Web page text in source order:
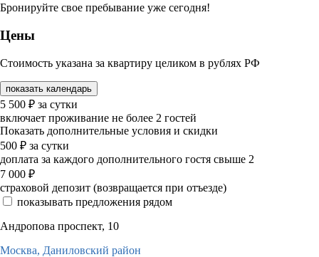
Бронируйте свое пребывание уже сегодня!
Цены
Стоимость указана за квартиру целиком в рублях РФ
показать календарь
5 500 ₽ за сутки
включает проживание не более 2 гостей
Показать дополнительные условия и скидки
500 ₽ за сутки
доплата за каждого дополнительного гостя свыше 2
7 000 ₽
страховой депозит (возвращается при отъезде)
показывать предложения рядом
Андропова проспект, 10
Москва, Даниловский район